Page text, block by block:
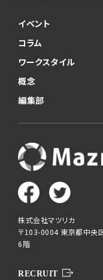
イベント
コラム
ワークスタイル
概念
編集部
株式会社マツリカ
〒103-0004 東京都中央
6階
RECRUIT